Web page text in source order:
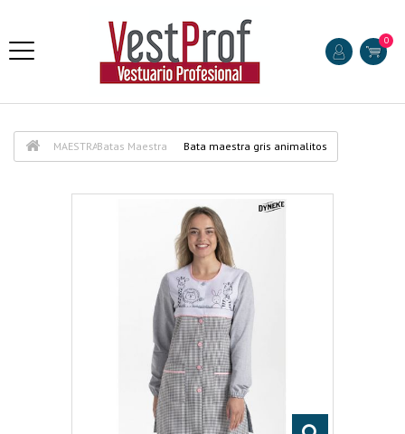
0
MAESTRABatas Maestra Bata maestra gris animalitos